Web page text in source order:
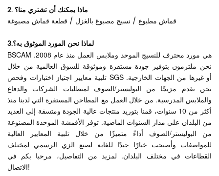
2. ماذا يمكنك أن تشتري منا؟
قماش مطبوع / نسيج مصبوغ بالغزل / قطعة قماش مصبوغة
3.لماذا نحن المورد الموثوق به؟
BSCAM هي مورد محترف للنسيج الموحد وملابس العمل منذ عام 2008.
نحن ملتزمون بتوفير جودة مستقرة وموثوقة للسوق العالمية من خلال
تلبية معايير اجتياز اختبارات وفحص SGS أو غيرها من الجهات الخارجية.
نحن نقدم مزيجًا من البوليستر/الصوف لمتطلبات الشركات والدفاع
والملابس المدرسية. من خلال العمل مع المطاحن المستقرة التي لدينا منذ
أكثر من 10 سنوات، قمنا بتوريد منتجات عالية الجودة ومتسقة إلى العديد
من البلدان على مدار السنوات الماضية. توفر الأقمشة الموحدة المصنوعة
من البوليستر/الصوف أداءً متميزًا من خلال تلبية المعايير العالية
للمواصفات وأصبحت خيارًا جيدًا للغاية لصنع الزي الرسمي لمختلف
القطاعات في مختلف البلدان. لمزيد من التفاصيل، مرحبا بكم في
الاتصال!